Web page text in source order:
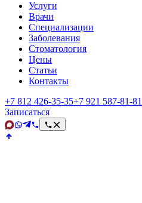
Услуги
Врачи
Специализации
Заболевания
Стоматология
Цены
Статьи
Контакты
+7 812 426‑35‑35+7 921 587‑81‑81
Записаться